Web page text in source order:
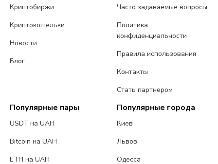
Криптобиржи
Криптокошельки
Новости
Блог
Часто задаваемые вопросы
Политика
конфиденциальности
Правила использования
Контакты
Стать партнером
Популярные пары
USDT на UAH
Bitcoin на UAH
ETH на UAH
Популярные города
Киев
Львов
Одесса